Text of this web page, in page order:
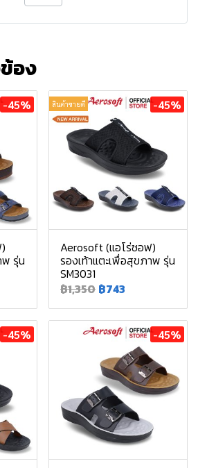
อง
-45%
พ รุ่น
สินค้าขายดี -45%
Aerosoft (แอโร่ซอฟ)
รองเท้าแตะเพื่อสุขภาพ รุ่น
SM3031
฿1,350 ฿743
-45% -45%